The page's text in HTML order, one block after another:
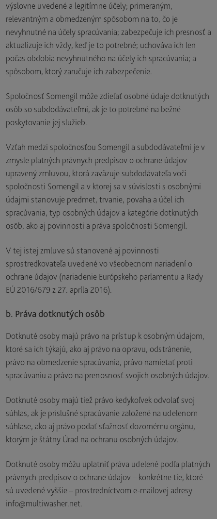
výslovne uvedené a legitímne účely; primeraným,
relevantným a obmedzeným spôsobom na to, čo je
nevyhnutné na účely spracúvania; zabezpečuje ich presnosť a
aktualizuje ich vždy, keď je to potrebné; uchováva ich len
počas obdobia nevyhnutného na účely ich spracúvania; a
spôsobom, ktorý zaručuje ich zabezpečenie.
Spoločnosť Somengil môže zdieľať osobné údaje dotknutých
osôb so subdodávateľmi, ak je to potrebné na bežné
poskytovanie jej služieb.
Vzťah medzi spoločnosťou Somengil a subdodávateľmi je v
zmysle platných právnych predpisov o ochrane údajov
upravený zmluvou, ktorá zaväzuje subdodávateľa voči
spoločnosti Somengil a v ktorej sa v súvislosti s osobnými
údajmi stanovuje predmet, trvanie, povaha a účel ich
spracúvania, typ osobných údajov a kategórie dotknutých
osôb, ako aj povinnosti a práva spoločnosti Somengil.
V tej istej zmluve sú stanovené aj povinnosti
sprostredkovateľa uvedené vo všeobecnom nariadení o
ochrane údajov (nariadenie Európskeho parlamentu a Rady
EÚ 2016/679 z 27. apríla 2016).
b. Práva dotknutých osôb
Dotknuté osoby majú právo na prístup k osobným údajom,
ktoré sa ich týkajú, ako aj právo na opravu, odstránenie,
právo na obmedzenie spracúvania, právo namietať proti
spracúvaniu a právo na prenosnosť svojich osobných údajov.
Dotknuté osoby majú tiež právo kedykoľvek odvolať svoj
súhlas, ak je príslušné spracúvanie založené na udelenom
súhlase, ako aj právo podať sťažnosť dozornému orgánu,
ktorým je štátny Úrad na ochranu osobných údajov.
Dotknuté osoby môžu uplatniť práva udelené podľa platných
právnych predpisov o ochrane údajov – konkrétne tie, ktoré
sú uvedené vyššie – prostredníctvom e-mailovej adresy
info@multiwasher.net.